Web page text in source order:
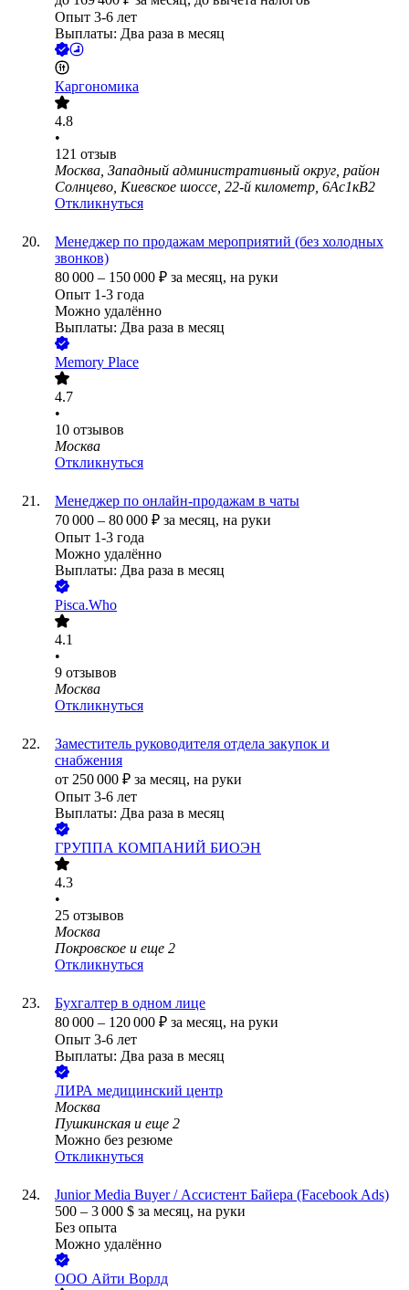
Опыт 3-6 лет
Выплаты: Два раза в месяц
Каргономика
4.8
•
121 отзыв
Москва, Западный административный округ, район
Солнцево, Киевское шоссе, 22-й километр, 6Ас1кВ2
Откликнуться
Менеджер по продажам мероприятий (без холодных
звонков)
80 000 – 150 000 ₽ за месяц, на руки
Опыт 1-3 года
Можно удалённо
Выплаты: Два раза в месяц
Memory Place
4.7
•
10 отзывов
Москва
Откликнуться
Менеджер по онлайн-продажам в чаты
70 000 – 80 000 ₽ за месяц, на руки
Опыт 1-3 года
Можно удалённо
Выплаты: Два раза в месяц
Pisca.Who
4.1
•
9 отзывов
Москва
Откликнуться
Заместитель руководителя отдела закупок и
снабжения
от 250 000 ₽ за месяц, на руки
Опыт 3-6 лет
Выплаты: Два раза в месяц
ГРУППА КОМПАНИЙ БИОЭН
4.3
•
25 отзывов
Москва
Покровское и еще 2
Откликнуться
Бухгалтер в одном лице
80 000 – 120 000 ₽ за месяц, на руки
Опыт 3-6 лет
Выплаты: Два раза в месяц
ЛИРА медицинский центр
Москва
Пушкинская и еще 2
Можно без резюме
Откликнуться
Junior Media Buyer / Ассистент Байера (Facebook Ads)
500 – 3 000 $ за месяц, на руки
Без опыта
Можно удалённо
ООО Айти Ворлд